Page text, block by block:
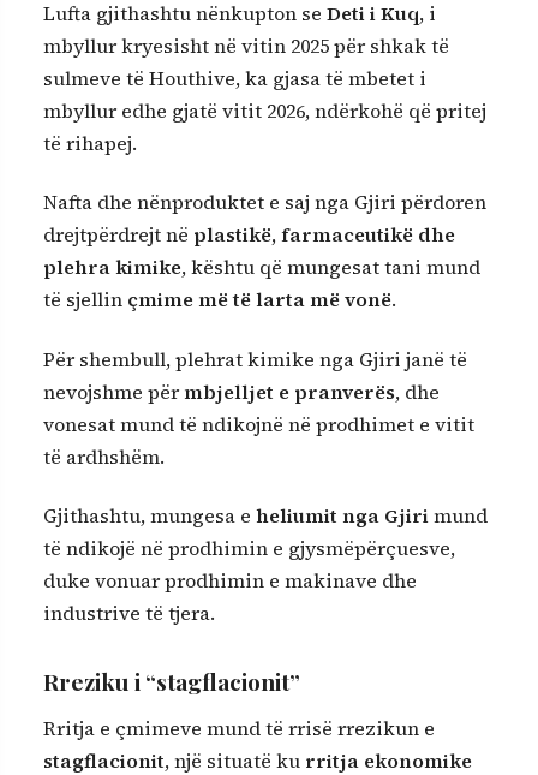
Lufta gjithashtu nënkupton se Deti i Kuq, i
mbyllur kryesisht në vitin 2025 për shkak të
sulmeve të Houthive, ka gjasa të mbetet i
mbyllur edhe gjatë vitit 2026, ndërkohë që pritej
të rihapej.
Nafta dhe nënproduktet e saj nga Gjiri përdoren
drejtpërdrejt në plastikë, farmaceutikë dhe
plehra kimike, kështu që mungesat tani mund
të sjellin çmime më të larta më vonë.
Për shembull, plehrat kimike nga Gjiri janë të
nevojshme përmbjelljet e pranverës, dhe
vonesat mund të ndikojnë në prodhimet e vitit
të ardhshëm.
Gjithashtu, mungesa e heliumit nga Gjirimund
të ndikojë në prodhimin e gjysmëpërçuesve,
duke vonuar prodhimin e makinave dhe
industrive të tjera.
Rreziku i “stagflacionit”
Rritja e çmimeve mund të rrisë rrezikun e
stagflacionit, një situatë ku rritja ekonomike